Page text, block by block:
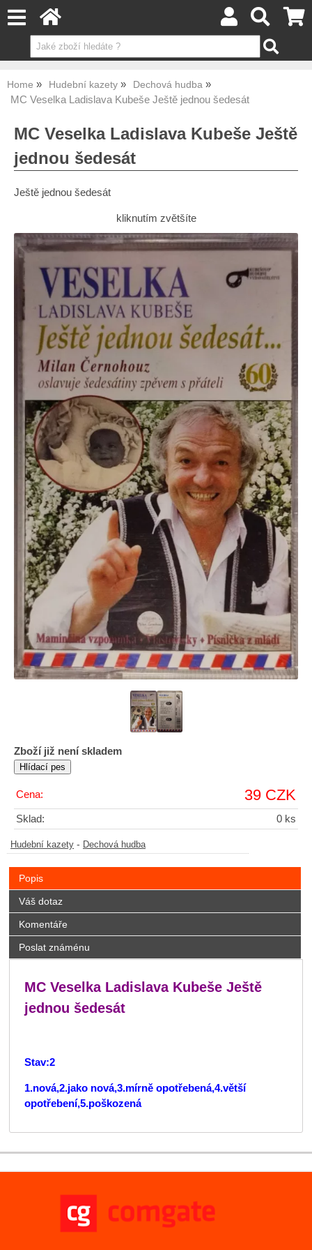
Home Hudební kazety Dechová hudba
MC Veselka Ladislava Kubeše Ještě jednou šedesát
MC Veselka Ladislava Kubeše Ještě
jednou šedesát
Ještě jednou šedesát
kliknutím zvětšíte
Zboží již není skladem
Cena: 39 CZK
Sklad: 0 ks
Hudební kazety - Dechová hudba
Popis
Váš dotaz
Komentáře
Poslat známénu
MC Veselka Ladislava Kubeše Ještě
jednou šedesát
Stav:2
1.nová,2.jako nová,3.mírně opotřebená,4.větší
opotřebení,5.poškozená